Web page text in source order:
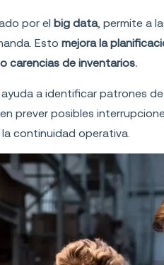
por elbig data, permite a
Estomejora la
o carencias de inventarios.
a identificar patrones
prever posibles
continuidad operativa.